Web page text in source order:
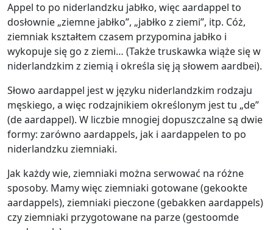
Appel to po niderlandzku jabłko, więc aardappel to
dosłownie „ziemne jabłko”, „jabłko z ziemi”, itp. Cóż,
ziemniak kształtem czasem przypomina jabłko i
wykopuje się go z ziemi… (Także truskawka wiąże się w
niderlandzkim z ziemią i określa się ją słowem aardbei).
Słowo aardappel jest w języku niderlandzkim rodzaju
męskiego, a więc rodzajnikiem określonym jest tu „de”
(de aardappel). W liczbie mnogiej dopuszczalne są dwie
formy: zarówno aardappels, jak i aardappelen to po
niderlandzku ziemniaki.
Jak każdy wie, ziemniaki można serwować na różne
sposoby. Mamy więc ziemniaki gotowane (gekookte
aardappels), ziemniaki pieczone (gebakken aardappels)
czy ziemniaki przygotowane na parze (gestoomde